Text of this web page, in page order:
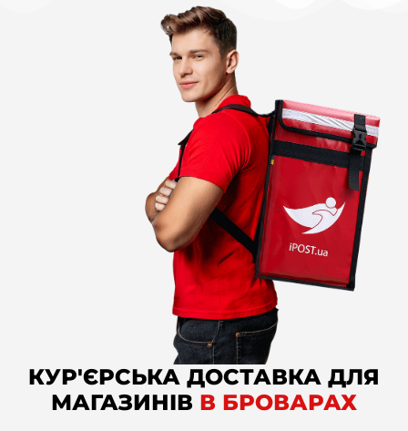
КУР'ЄРСЬКА ДОСТАВКА ДЛЯ
МАГАЗИНІВ В БРОВАРАХ